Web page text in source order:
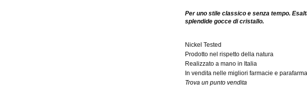
Per uno stile classico e senza tempo.
splendide gocce di cristallo.
Nickel Tested
Prodotto nel rispetto della natura
Realizzato a mano in Italia
In vendita nelle migliori farmacie e
Trova un punto vendita